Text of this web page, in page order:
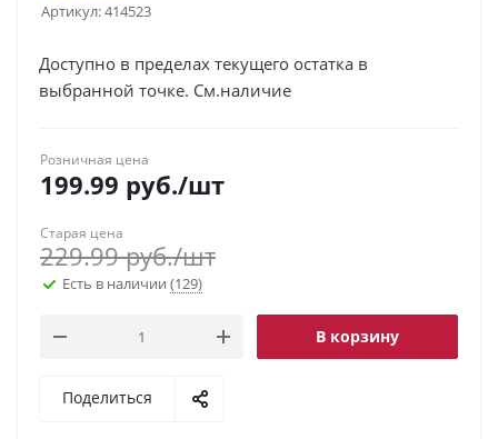
Артикул:414523
Доступно в пределах текущего остатка в
выбранной точке. См.наличие
Розничная цена
199.99 руб./шт
Старая цена
229.99руб./шт
Есть в наличии (129)
В корзину
Поделиться